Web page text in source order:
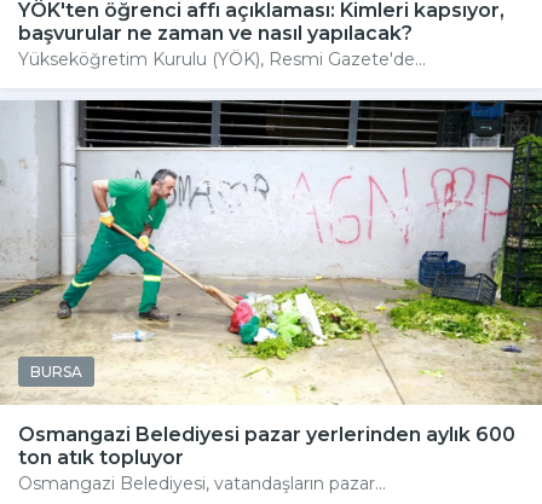
YÖK'ten öğrenci affı açıklaması: Kimleri kapsıyor,
başvurular ne zaman ve nasıl yapılacak?
Yükseköğretim Kurulu (YÖK), Resmi Gazete'de...
BURSA
Osmangazi Belediyesi pazar yerlerinden aylık 600
ton atık topluyor
Osmangazi Belediyesi, vatandaşların pazar...